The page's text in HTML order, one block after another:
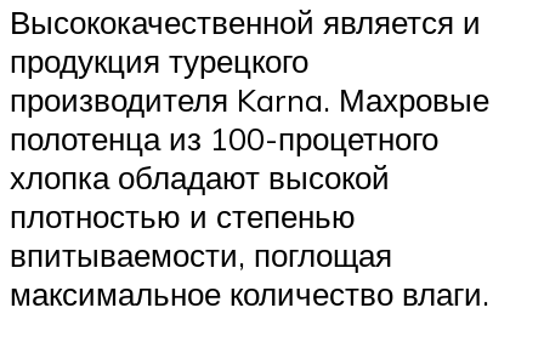
Высококачественной является и
продукция турецкого
производителя Karna. Махровые
полотенца из 100-процетного
хлопка обладают высокой
плотностью и степенью
впитываемости, поглощая
максимальное количество влаги.